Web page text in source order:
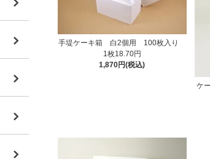
手堤ケーキ箱 白2個用 100枚入り
1枚18.70円
1,870円(税込)
ケ